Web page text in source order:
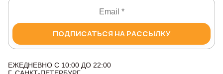
ПОДПИСАТЬСЯ НА РАССЫЛКУ
ЕЖЕДНЕВНО С 10:00 ДО 22:00